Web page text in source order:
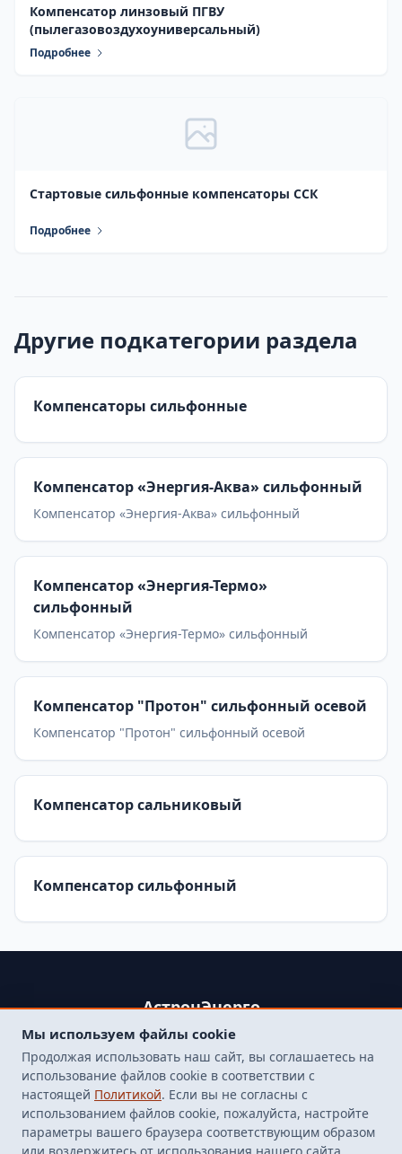
Компенсатор линзовый ПГВУ
(пылегазовоздухоуниверсальный)
Подробнее
Стартовые сильфонные компенсаторы ССК
Подробнее
Другие подкатегории раздела
Компенсаторы сильфонные
Компенсатор «Энергия-Аква» сильфонный
Компенсатор «Энергия-Аква» сильфонный
Компенсатор «Энергия-Термо»
сильфонный
Компенсатор «Энергия-Термо» сильфонный
Компенсатор "Протон" сильфонный осевой
Компенсатор "Протон" сильфонный осевой
Компенсатор сальниковый
Компенсатор сильфонный
АстронЭнерго
+79250499357 , +74998417015
107564, г. Москва, пр-д Погонный, д. 1 к. 9, помещение 10Н.
Бесплатная доставка до терминала транспортной
компанией в Москве
finarm98@mail.ru
Мы используем файлы cookie
Продолжая использовать наш сайт, вы соглашаетесь на
использование файлов cookie в соответствии с
настоящей Политикой. Если вы не согласны с
использованием файлов cookie, пожалуйста, настройте
параметры вашего браузера соответствующим образом